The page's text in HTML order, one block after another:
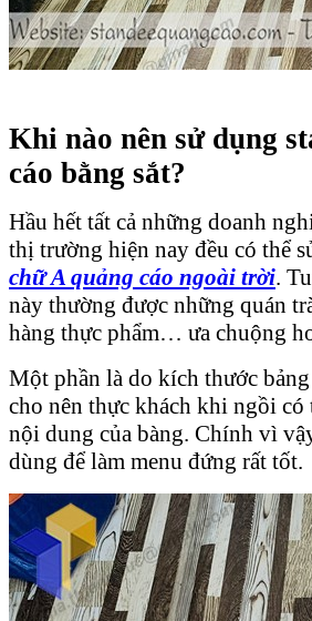
Khi nào nên sử dụng
cáo bằng sắt?
Hầu hết tất cả những doanh
thị trường hiện nay đều có thể
chữ A quảng cáo ngoài trời.
này thường được những quán
hàng thực phẩm… ưa chuộng
Một phần là do kích thước
cho nên thực khách khi ngồi có
nội dung của bàng. Chính vì
dùng để làm menu đứng rất tốt.